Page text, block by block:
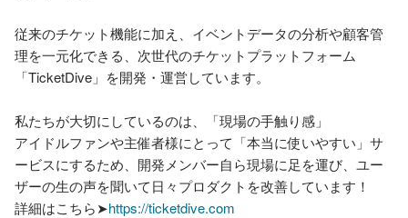
従来のチケット機能に加え、イベントデータの分析や顧客管
理を一元化できる、次世代のチケットプラットフォーム
「TicketDive」を開発・運営しています。
私たちが大切にしているのは、「現場の手触り感」
アイドルファンや主催者様にとって「本当に使いやすい」サ
ービスにするため、開発メンバー自ら現場に足を運び、ユー
ザーの生の声を聞いて日々プロダクトを改善しています！
詳細はこちら➤https://ticketdive.com